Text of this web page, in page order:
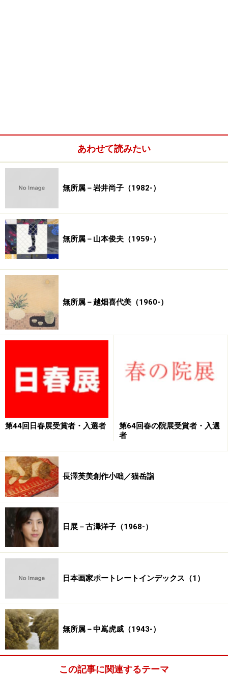
あわせて読みたい
無所属－岩井尚子（1982-）
無所属－山本俊夫（1959-）
無所属－越畑喜代美（1960-）
第44回日春展受賞者・入選者
第64回春の院展受賞者・入選
者
長澤芙美創作小咄／猫岳詣
日展－古澤洋子（1968-）
日本画家ポートレートインデックス（1）
無所属－中嶌虎威（1943-）
この記事に関連するテーマ